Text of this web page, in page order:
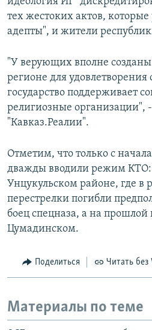
тех жестоких актов, которые
адепты", и жители
"У верующих вполне созданы
регионе для удовлетворения
государство поддерживает
религиозные организации",
"Кавказ.Реалии".
Отметим, что только с
дважды вводили режим КТО:
Унцукульском районе, где в
перестрелки погибли
боец спецназа, а на прошлой
Цумадинском.
Поделиться Читать без
Материалы по теме